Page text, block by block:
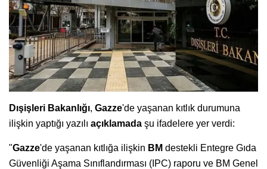
Dışişleri Bakanlığı, Gazze'de yaşanan kıtlık durumuna
ilişkin yaptığı yazılı açıklamada şu ifadelere yer verdi:
"Gazze'de yaşanan kıtlığa ilişkin BM destekli Entegre Gıda
Güvenliği Aşama Sınıflandırması (IPC) raporu ve BM Genel